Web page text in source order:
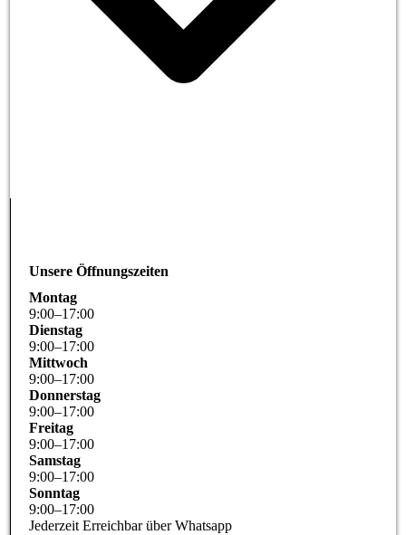
Unsere Öffnungszeiten
Montag
9:00–17:00
Dienstag
9:00–17:00
Mittwoch
9:00–17:00
Donnerstag
9:00–17:00
Freitag
9:00–17:00
Samstag
9:00–17:00
Sonntag
9:00–17:00
Jederzeit Erreichbar über Whatsapp